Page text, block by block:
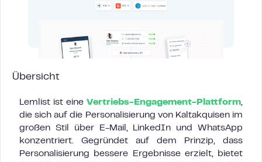
Übersicht
Lemlist ist eine Vertriebs-Engagement-Plattform,
die sich auf die Personalisierung von Kaltakquisen im
großen Stil über E-Mail, LinkedIn und WhatsApp
konzentriert. Gegründet auf dem Prinzip, dass
Personalisierung bessere Ergebnisse erzielt, bietet